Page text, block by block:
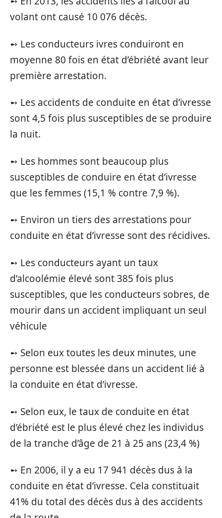
volant ont causé 10 076 décès.
➻ Les conducteurs ivres conduiront en
moyenne 80 fois en état d’ébriété avant leur
première arrestation.
➻ Les accidents de conduite en état d’ivresse
sont 4,5 fois plus susceptibles de se produire
la nuit.
➻ Les hommes sont beaucoup plus
susceptibles de conduire en état d’ivresse
que les femmes (15,1 % contre 7,9 %).
➻ Environ un tiers des arrestations pour
conduite en état d’ivresse sont des récidives.
➻ Les conducteurs ayant un taux
d’alcoolémie élevé sont 385 fois plus
susceptibles, que les conducteurs sobres, de
mourir dans un accident impliquant un seul
véhicule
➻ Selon eux toutes les deux minutes, une
personne est blessée dans un accident lié à
la conduite en état d’ivresse.
➻ Selon eux, le taux de conduite en état
d’ébriété est le plus élevé chez les individus
de la tranche d’âge de 21 à 25 ans (23,4 %)
➻ En 2006, il y a eu 17 941 décès dus à la
conduite en état d’ivresse. Cela constituait
41% du total des décès dus à des accidents